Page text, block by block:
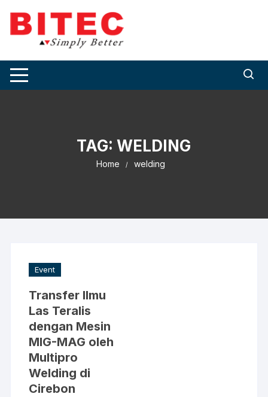
content
TAG:WELDING
Home welding
Event
Transfer Ilmu
Las Teralis
dengan Mesin
MIG-MAG oleh
Multipro
Welding di
Cirebon